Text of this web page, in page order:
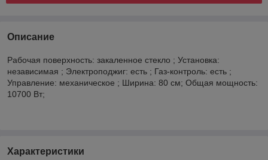
Описание
Рабочая поверхность: закаленное стекло ; Установка:
независимая ; Электроподжиг: есть ; Газ-контроль: есть ;
Управление: механическое ; Ширина: 80 см; Общая мощность:
10700 Вт;
Характеристики